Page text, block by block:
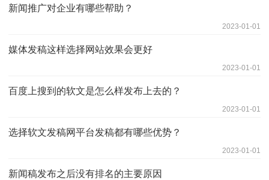
新闻推广对企业有哪些帮助？
2023-01-01
媒体发稿这样选择网站效果会更好
2023-01-01
百度上搜到的软文是怎么样发布上去的？
2023-01-01
选择软文发稿网平台发稿都有哪些优势？
2023-01-01
新闻稿发布之后没有排名的主要原因